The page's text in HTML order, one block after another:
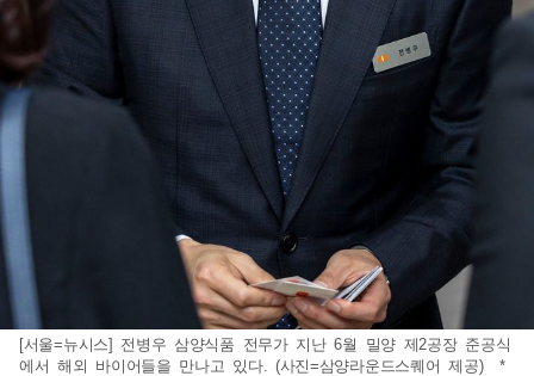
[서울=뉴시스] 전병우 삼양식품 전무가 지난 6월 밀양 제2공장 준공식
에서 해외 바이어들을 만나고 있다. (사진=삼양라운드스퀘어 제공) *